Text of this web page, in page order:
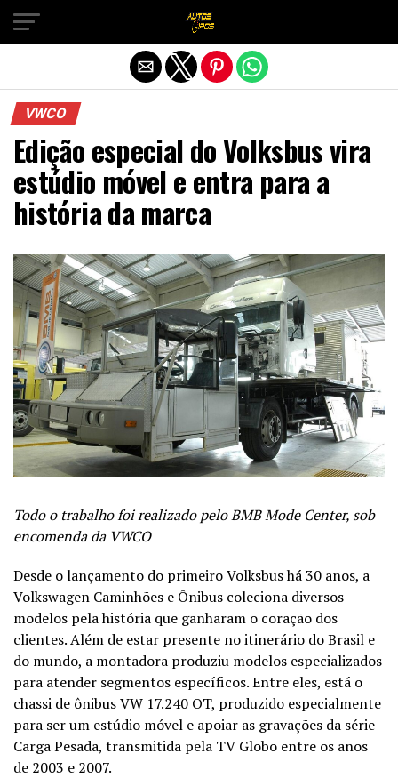
VWCO
Edição especial do Volksbus vira
estúdio móvel e entra para a
história da marca
Todo o trabalho foi realizado pelo BMB Mode Center, sob
encomenda da VWCO
Desde o lançamento do primeiro Volksbus há 30 anos, a
Volkswagen Caminhões e Ônibus coleciona diversos
modelos pela história que ganharam o coração dos
clientes. Além de estar presente no itinerário do Brasil e
do mundo, a montadora produziu modelos especializados
para atender segmentos específicos. Entre eles, está o
chassi de ônibus VW 17.240 OT, produzido especialmente
para ser um estúdio móvel e apoiar as gravações da série
Carga Pesada, transmitida pela TV Globo entre os anos
de 2003 e 2007.
Sair da versão mobile